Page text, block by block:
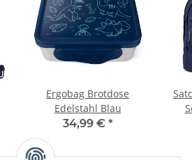
Ergobag Brotdose
Edelstahl Blau
34,99 € *